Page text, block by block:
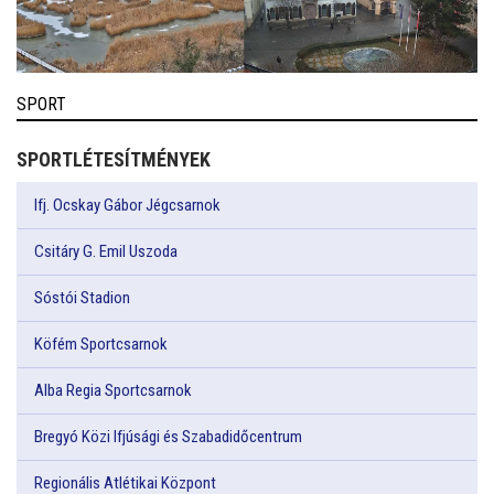
SPORT
SPORTLÉTESÍTMÉNYEK
Ifj. Ocskay Gábor Jégcsarnok
Csitáry G. Emil Uszoda
Sóstói Stadion
Köfém Sportcsarnok
Alba Regia Sportcsarnok
Bregyó Közi Ifjúsági és Szabadidőcentrum
Regionális Atlétikai Központ